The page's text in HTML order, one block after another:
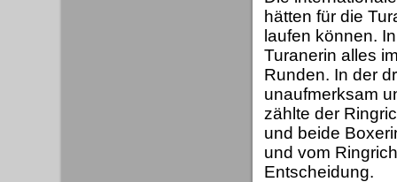
hätten für die
laufen können.
Turanerin alles
Runden. In der
unaufmerksam
zählte der
und beide
und vom
Entscheidung.